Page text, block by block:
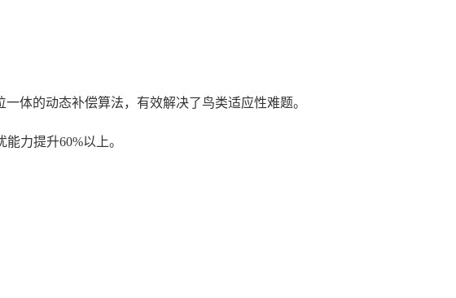
一体的动态补偿算法，有效解决了鸟类适应性难题。
力提升60%以上。